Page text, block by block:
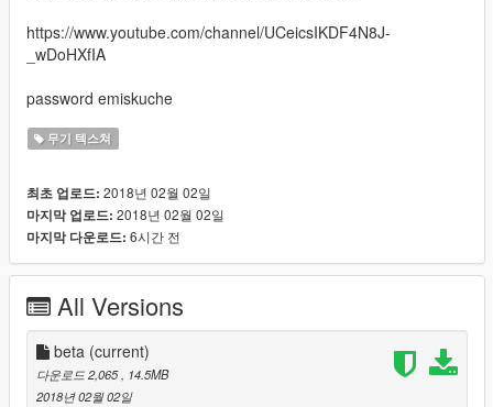
https://www.youtube.com/channel/UCeicsIKDF4N8J-
_wDoHXfIA
password emiskuche
무기 텍스쳐
최초 업로드: 2018년 02월 02일
마지막 업로드: 2018년 02월 02일
마지막 다운로드: 6시간 전
All Versions
beta (current)
다운로드 2,065
, 14.5MB
2018년 02월 02일